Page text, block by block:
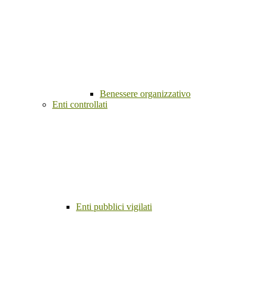
Benessere organizzativo
Enti controllati
Enti pubblici vigilati